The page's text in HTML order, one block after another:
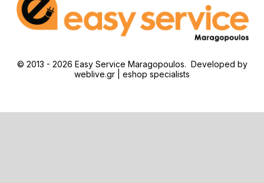
© 2013 - 2026 Easy Service Maragopoulos. Developed by
weblive.gr | eshop specialists